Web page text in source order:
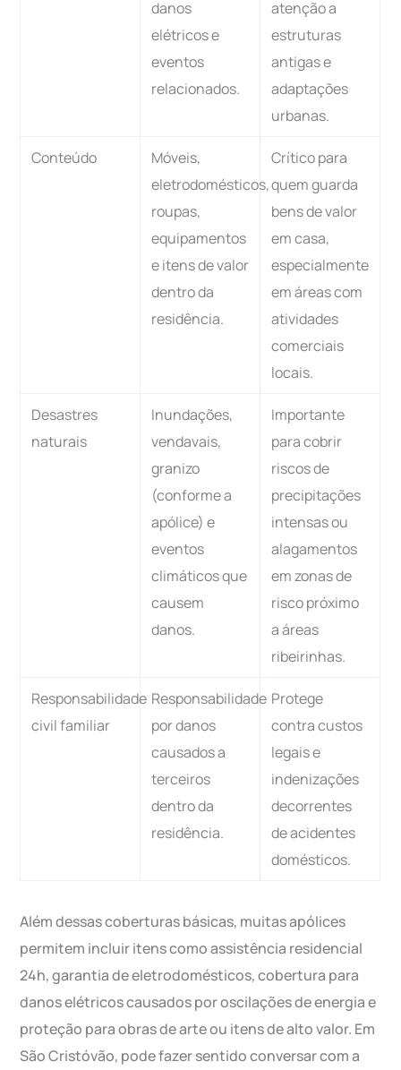
danos
elétricos e
eventos
relacionados.
atenção a
estruturas
antigas e
adaptações
urbanas.
Conteúdo
Móveis,
eletrodomésticos,
roupas,
equipamentos
e itens de valor
dentro da
residência.
Crítico para
quem guarda
bens de valor
em casa,
especialmente
em áreas com
atividades
comerciais
locais.
Desastres
naturais
Inundações,
vendavais,
granizo
(conforme a
apólice) e
eventos
climáticos que
causem
danos.
Importante
para cobrir
riscos de
precipitações
intensas ou
alagamentos
em zonas de
risco próximo
a áreas
ribeirinhas.
Responsabilidade
civil familiar
Responsabilidade
por danos
causados a
terceiros
dentro da
residência.
Protege
contra custos
legais e
indenizações
decorrentes
de acidentes
domésticos.
Além dessas coberturas básicas, muitas apólices
permitem incluir itens como assistência residencial
24h, garantia de eletrodomésticos, cobertura para
danos elétricos causados por oscilações de energia e
proteção para obras de arte ou itens de alto valor. Em
São Cristóvão, pode fazer sentido conversar com a